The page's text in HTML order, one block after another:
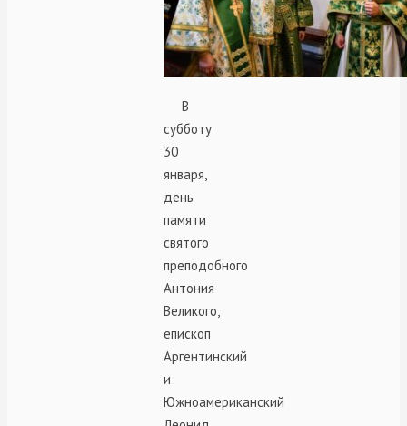
В
субботу
30
января,
день
памяти
святого
преподобного
Антония
Великого,
епископ
Аргентинский
и
Южноамериканский